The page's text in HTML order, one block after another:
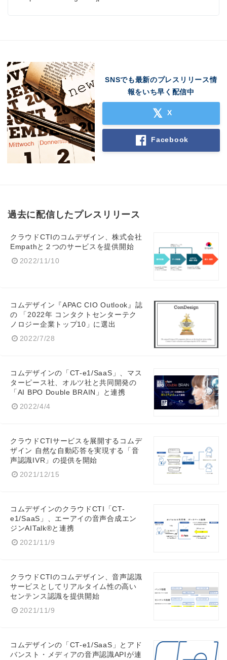
SNSでも最新のプレスリリース情
報をいち早く配信中
X
Facebook
過去に配信したプレスリリース
クラウドCTIのコムデザイン、株式会社
Empathと２つのサービスを提供開始
2022/11/10
コムデザイン『APAC CIO Outlook』誌
の 「2022年 コンタクトセンターテク
ノロジー企業トップ10」に選出
2022/7/28
コムデザインの「CT-e1/SaaS」、マス
ターピース社、オルツ社と共同開発の
「AI BPO Double BRAIN」と連携
2022/4/4
クラウドCTIサービスを展開するコムデ
ザイン 自然な自動応答を実現する「音
声認識IVR」の提供を開始
2021/12/15
コムデザインのクラウドCTI「CT-
e1/SaaS」、エーアイの音声合成エン
ジンAITalk®と連携
2021/11/9
クラウドCTIのコムデザイン、音声認識
サービスとしてリアルタイム性の高い
センテンス認識を提供開始
2021/11/9
コムデザインの「CT-e1/SaaS」とアド
バンスト・メディアの音声認識APIが連